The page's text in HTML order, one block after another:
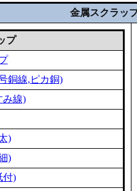
金属スクラッ
プ
銅線,ピカ銅)
み線)
)
)
付)